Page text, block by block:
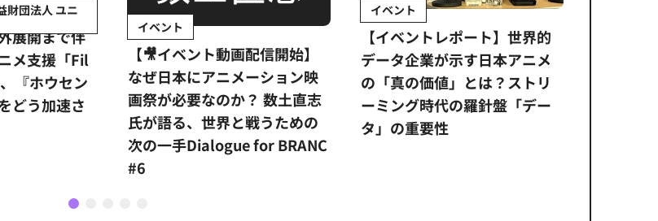
配信開始】
ーション映
？ 数土直志
戦うための
イベント
【イベントレポート】世界的
データ企業が示す日本アニメ
の「真の価値」とは？ストリ
ーミング時代の羅針盤「デー
タ」の重要性
インタビュー
『私たちの声』プロデューサ
ーが考える国際共同製作のメ
リットとは？
杉本穂高
1